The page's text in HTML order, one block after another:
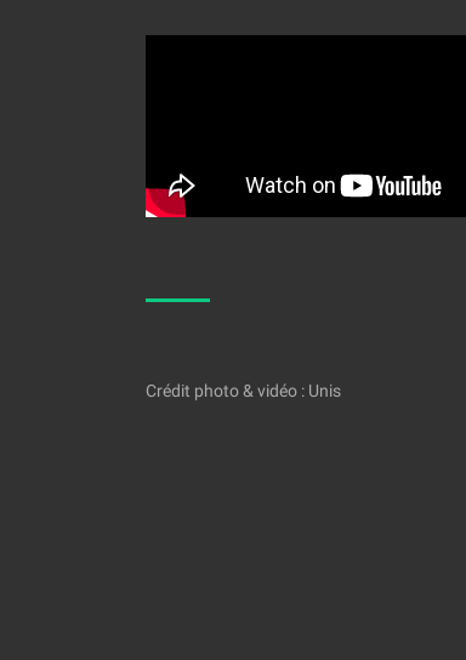
Crédit photo & vidéo : Unis